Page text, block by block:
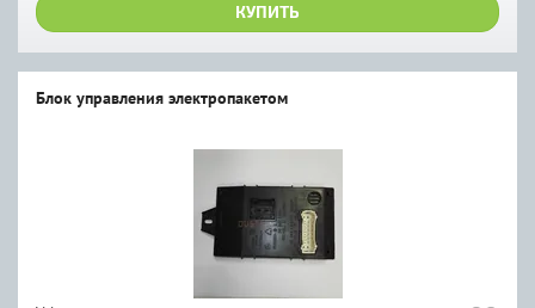
КУПИТЬ
Блок управления электропакетом